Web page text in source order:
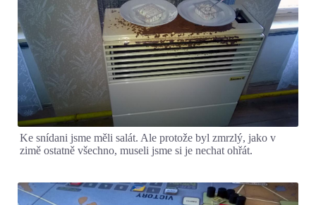
Ke snídani jsme měli salát. Ale protože byl zmrzlý, jako v
zimě ostatně všechno, museli jsme si je nechat ohřát.